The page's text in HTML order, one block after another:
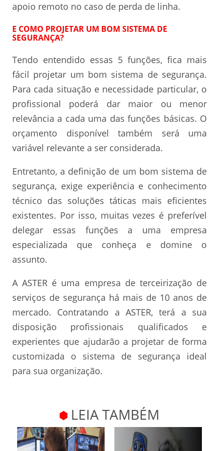
apoio remoto no caso de perda de linha.
E COMO PROJETAR UM BOM SISTEMA DE
SEGURANÇA?
Tendo entendido essas 5 funções, fica mais
fácil projetar um bom sistema de segurança.
Para cada situação e necessidade particular, o
profissional poderá dar maior ou menor
relevância a cada uma das funções básicas. O
orçamento disponível também será uma
variável relevante a ser considerada.
Entretanto, a definição de um bom sistema de
segurança, exige experiência e conhecimento
técnico das soluções táticas mais eficientes
existentes. Por isso, muitas vezes é preferível
delegar essas funções a uma empresa
especializada que conheça e domine o
assunto.
A ASTER é uma empresa de terceirização de
serviços de segurança há mais de 10 anos de
mercado. Contratando a ASTER, terá a sua
disposição profissionais qualificados e
experientes que ajudarão a projetar de forma
customizada o sistema de segurança ideal
para sua organização.
LEIA TAMBÉM